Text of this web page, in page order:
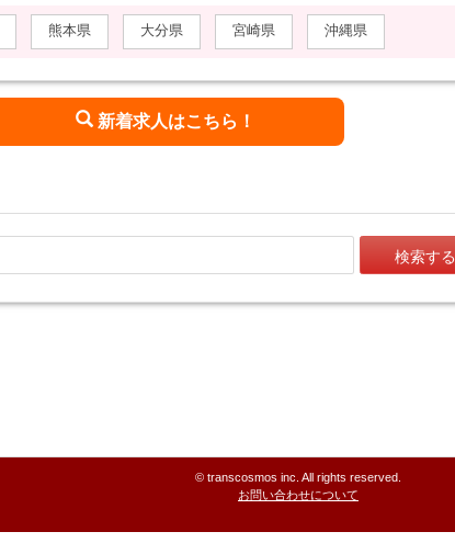
熊本県 大分県 宮崎県 沖縄県
新着求人はこちら！
検索する
© transcosmos inc. All rights reserved.
お問い合わせについて